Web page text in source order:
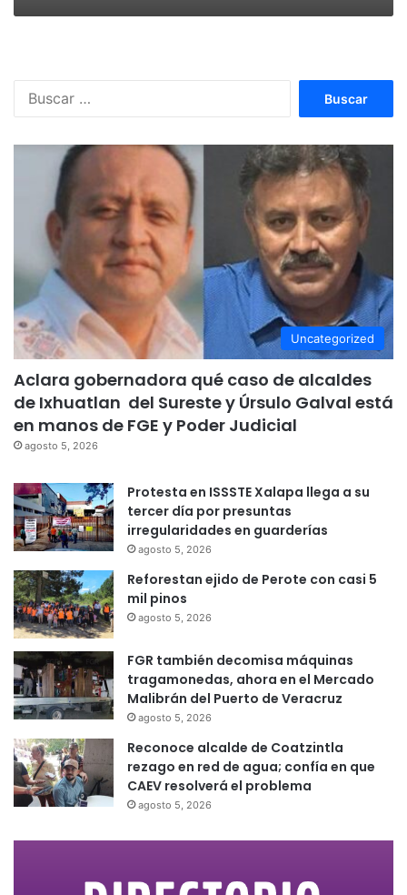
Uncategorized
Aclara gobernadora qué caso de alcaldes
de Ixhuatlan del Sureste y Úrsulo Galval está
en manos de FGE y Poder Judicial
agosto 5, 2026
Protesta en ISSSTE Xalapa llega a su
tercer día por presuntas
irregularidades en guarderías
agosto 5, 2026
Reforestan ejido de Perote con casi 5
mil pinos
agosto 5, 2026
FGR también decomisa máquinas
tragamonedas, ahora en el Mercado
Malibrán del Puerto de Veracruz
agosto 5, 2026
Reconoce alcalde de Coatzintla
rezago en red de agua; confía en que
CAEV resolverá el problema
agosto 5, 2026